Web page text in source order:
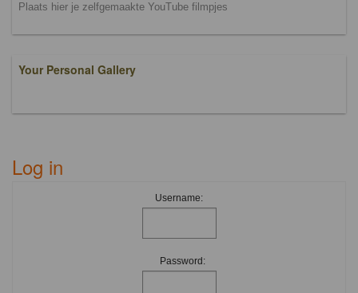
Plaats hier je zelfgemaakte YouTube filmpjes
Your Personal Gallery
Log in
Username:
Password: